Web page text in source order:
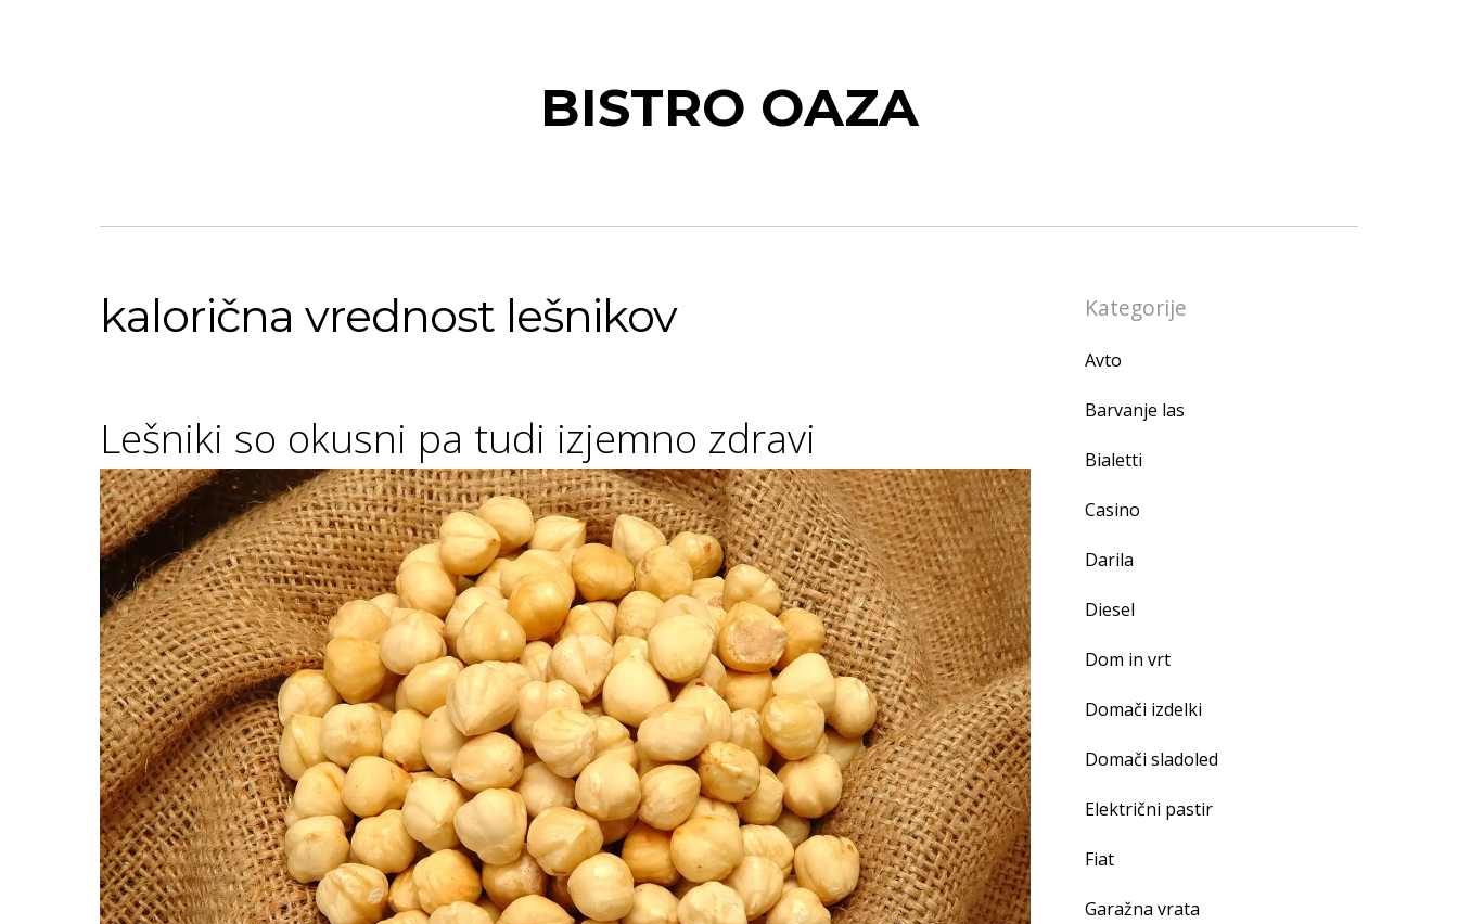
BISTRO OAZA
kalorična vrednost lešnikov
Lešniki so okusni pa tudi izjemno zdravi
Kategorije
Avto
Barvanje las
Bialetti
Casino
Darila
Diesel
Dom in vrt
Domači izdelki
Domači sladoled
Električni pastir
Fiat
Garažna vrata